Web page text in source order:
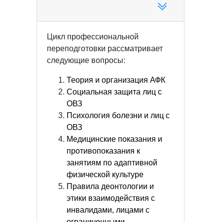
Цикл профессиональной
переподготовки рассматривает
следующие вопросы:
Теория и организация АФК
Социальная защита лиц с
ОВЗ
Психология болезни и лиц с
ОВЗ
Медицинские показания и
противопоказания к
занятиям по адаптивной
физической культуре
Правила деонтологии и
этики взаимодействия с
инвалидами, лицами с